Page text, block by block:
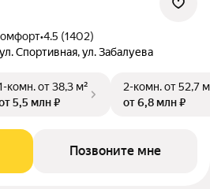
•4.5 (1402)
Спортивная, ул. Забалуева
комн.от 38,3 м²
5,5 млн ₽
2-комн.от 52,7
от 6,8 млн ₽
Позвоните мне